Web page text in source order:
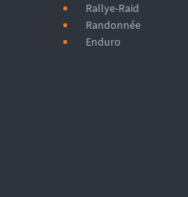
Rallye-Raid
Randonnée
Enduro